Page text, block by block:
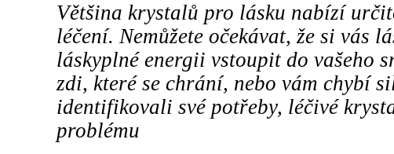
Většina krystalů pro lásku nabízí
léčení. Nemůžete očekávat, že si vás
láskyplné energii vstoupit do vašeho
zdi, které se chrání, nebo vám chybí
identifikovali své potřeby, léčivé
problému